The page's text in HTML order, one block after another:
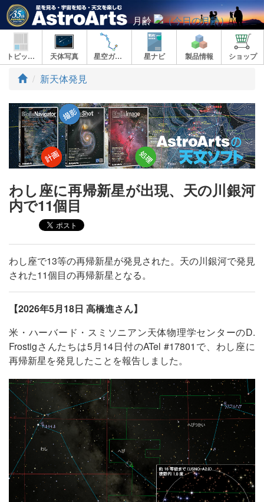
月齢
トピックス 天体写真 星空ガイド 星ナビ 製品情報 ショップ
ト
プ
新天体発見
わし座に再帰新星が出現、天の川銀河
内で11個目
わし座で13等の再帰新星が発見された。天の川銀河で発見
された11個目の再帰新星となる。
【2026年5月18日 高橋進さん】
米・ハーバード・スミソニアン天体物理学センターのD.
Frostigさんたちは5月14日付のATel #17801で、わし座に
再帰新星を発見したことを報告しました。